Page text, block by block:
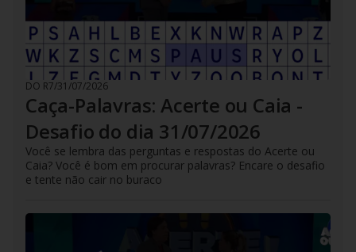
DO R7/31/07/2026
Caça-Palavras: Acerte ou Caia -
Desafio do dia 31/07/2026
Você se lembra das perguntas e respostas do Acerte ou
Caia? Você é bom em procurar palavras? Encare o desafio
e tente não cair no buraco